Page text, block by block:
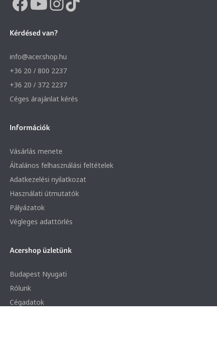
Kérdésed van?
info@acer.shop.hu
+36 20 / 800 2237
+36 20 / 372 2237
Céges árajánlat kérés
Információk
Vásárlás menete
Általános felhasználási feltételek
Adatkezelési nyilatkozat
Használati útmutatók
Pályázatok
Végleges adattörlés
Acershop üzletünk
Budapest Nyugati
Rólunk
Cégadatok